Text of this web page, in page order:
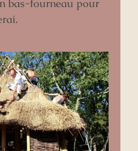
bas-fourneau pour